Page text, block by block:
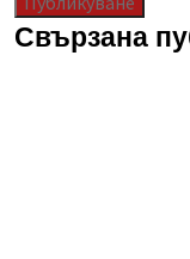
Свързана